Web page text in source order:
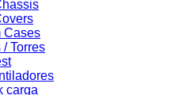
Cases
Torres
carga